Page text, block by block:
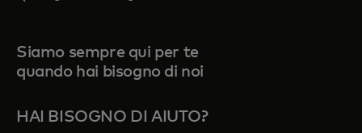
Siamo sempre qui per te
quando hai bisogno di noi
HAI BISOGNO DI AIUTO?